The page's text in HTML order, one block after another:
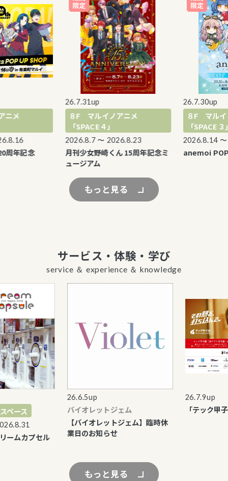
年記念
26.7.31up
８F マルイノアニメ
「SPACE４」
2026.8.7 〜 2026.8.23
月刊少女野崎くん 15周年記念ミ
ュージアム
26.7.30up
８F マルイノア
「SPACE３」
2026.8.14 〜
anemoi POP UP
もっと見る
サービス・体験・学び
service ＆ experience ＆ knowledge
ス
カプセル
26.6.5up
バイオレットジェム
【バイオレットジェム】臨時休
業日のお知らせ
26.7.9up
「テック甲子園
もっと見る